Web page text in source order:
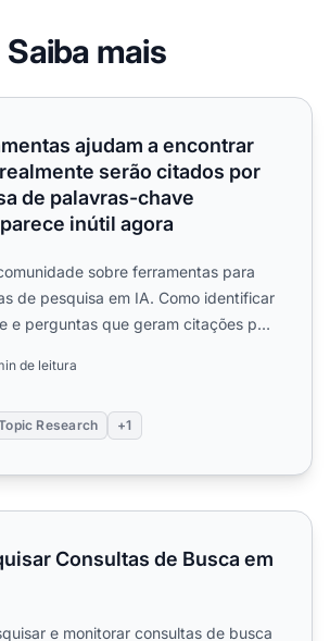
Saiba mais
ajudam a encontrar temas que
ajudam a encontrar
serão citados por
de palavras-chave
inútil agora
sobre ferramentas para
de pesquisa em IA. Como identificar
e perguntas que geram citações por
de leitura
Research +1
de Busca em IA?
Consultas de Busca em
e monitorar consultas de busca